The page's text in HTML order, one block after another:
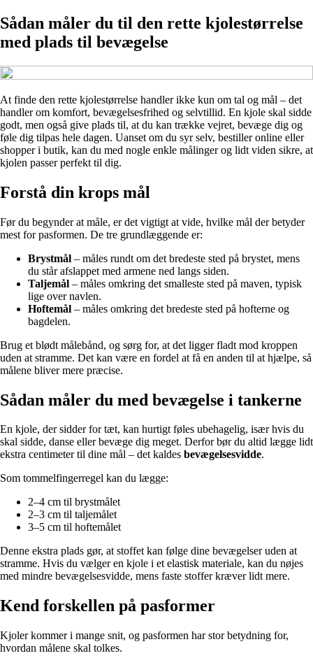
Sådan måler du til den rette kjolestørrelse
med plads til bevægelse
At finde den rette kjolestørrelse handler ikke kun om tal og mål – det
handler om komfort, bevægelsesfrihed og selvtillid. En kjole skal sidde
godt, men også give plads til, at du kan trække vejret, bevæge dig og
føle dig tilpas hele dagen. Uanset om du syr selv, bestiller online eller
shopper i butik, kan du med nogle enkle målinger og lidt viden sikre, at
kjolen passer perfekt til dig.
Forstå din krops mål
Før du begynder at måle, er det vigtigt at vide, hvilke mål der betyder
mest for pasformen. De tre grundlæggende er:
Brystmål – måles rundt om det bredeste sted på brystet, mens
du står afslappet med armene ned langs siden.
Taljemål – måles omkring det smalleste sted på maven, typisk
lige over navlen.
Hoftemål – måles omkring det bredeste sted på hofterne og
bagdelen.
Brug et blødt målebånd, og sørg for, at det ligger fladt mod kroppen
uden at stramme. Det kan være en fordel at få en anden til at hjælpe, så
målene bliver mere præcise.
Sådan måler du med bevægelse i tankerne
En kjole, der sidder for tæt, kan hurtigt føles ubehagelig, især hvis du
skal sidde, danse eller bevæge dig meget. Derfor bør du altid lægge lidt
ekstra centimeter til dine mål – det kaldes bevægelsesvidde.
Som tommelfingerregel kan du lægge:
2–4 cm til brystmålet
2–3 cm til taljemålet
3–5 cm til hoftemålet
Denne ekstra plads gør, at stoffet kan følge dine bevægelser uden at
stramme. Hvis du vælger en kjole i et elastisk materiale, kan du nøjes
med mindre bevægelsesvidde, mens faste stoffer kræver lidt mere.
Kend forskellen på pasformer
Kjoler kommer i mange snit, og pasformen har stor betydning for,
hvordan målene skal tolkes.